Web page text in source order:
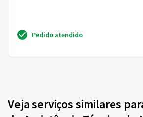
Pedido atendido
Veja serviços similares